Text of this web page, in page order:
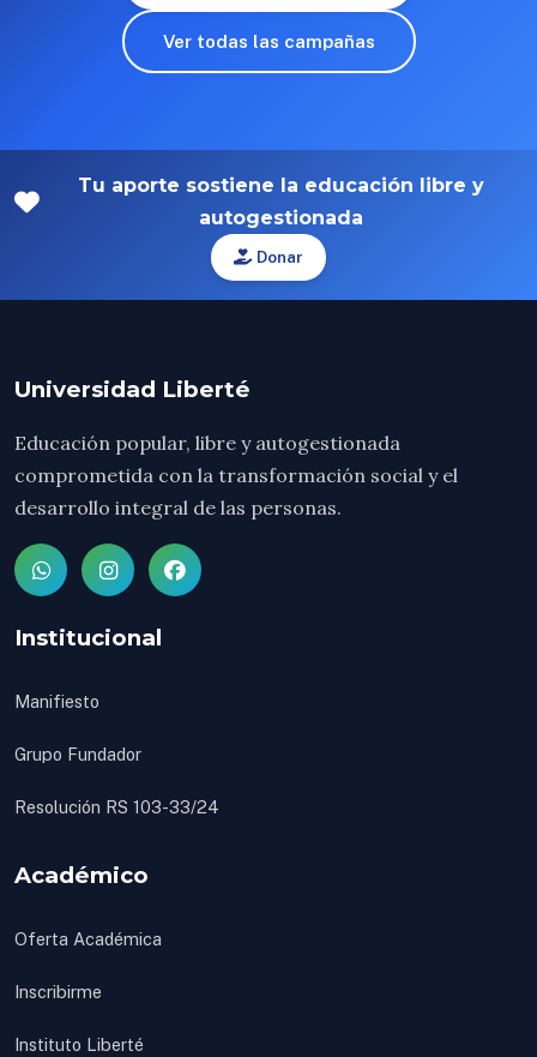
Ver todas las campañas
Tu aporte sostiene la educación libre y
autogestionada
Donar
Universidad Liberté
Educación popular, libre y autogestionada
comprometida con la transformación social y el
desarrollo integral de las personas.
Institucional
Manifiesto
Grupo Fundador
Resolución RS 103-33/24
Académico
Oferta Académica
Inscribirme
Instituto Liberté